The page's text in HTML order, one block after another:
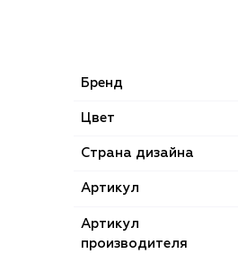
Бренд
Цвет
Страна дизайна
Артикул
Артикул
производителя